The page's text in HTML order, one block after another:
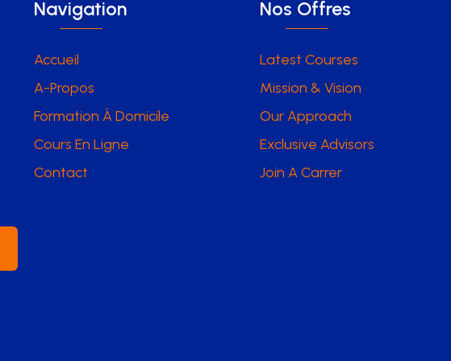
Navigation
Accueil
A-Propos
Formation À Domicile
Cours En Ligne
Contact
Nos Offres
Latest Courses
Mission & Vision
Our Approach
Exclusive Advisors
Join A Carrer